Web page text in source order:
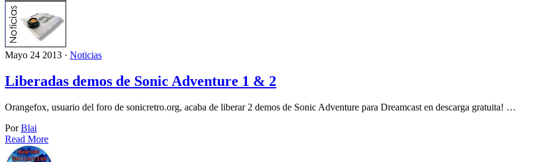
Mayo 24 2013 · Noticias
Liberadas demos de Sonic Adventure 1 & 2
Orangefox, usuario del foro de sonicretro.org, acaba de liberar 2 demos de Sonic Adventure para Dreamcast en descarga gratuita! …
PorBlai
Read More